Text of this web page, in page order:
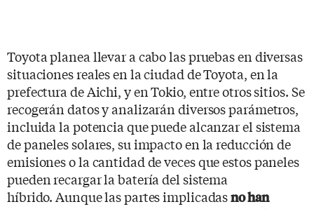
Toyota planea llevar a cabo las pruebas en diversas
situaciones reales en la ciudad de Toyota, en la
prefectura de Aichi, y en Tokio, entre otros sitios. Se
recogerán datos y analizarán diversos parámetros,
incluida la potencia que puede alcanzar el sistema
de paneles solares, su impacto en la reducción de
emisiones o la cantidad de veces que estos paneles
pueden recargar la batería del sistema
híbrido. Aunque las partes implicadasno han